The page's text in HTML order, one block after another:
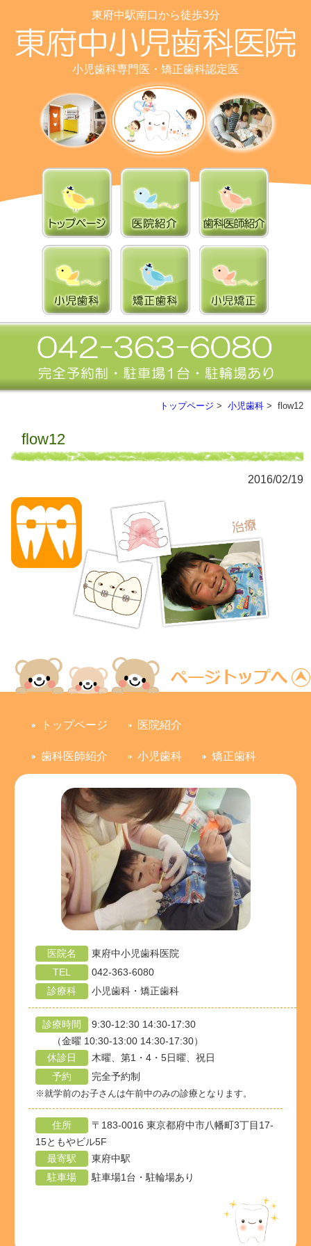
東府中駅南口から徒歩3分
小児歯科専門医・矯正歯科認定医
トップページ > 小児歯科> flow12
flow12
2016/02/19
トップページ 医院紹介
歯科医師紹介 小児歯科 矯正歯科
医院名
東府中小児歯科医院
TEL
042-363-6080
診療科
小児歯科・矯正歯科
診療時間
9:30-12:30 14:30-17:30
（金曜 10:30-13:00 14:30-17:30）
休診日
木曜、第1・4・5日曜、祝日
予約
完全予約制
※就学前のお子さんは午前中のみの診療となります。
住所
〒183-0016 東京都府中市八幡町3丁目17-
15ともやビル5F
最寄駅
東府中駅
駐車場
駐車場1台・駐輪場あり